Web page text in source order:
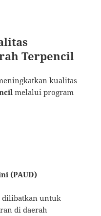
Terpencil
kualitas
melalui program
(PAUD)
dilibatkan untuk
di daerah